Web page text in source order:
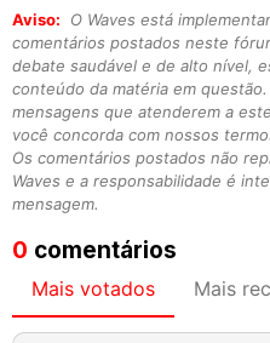
Aviso:
O Waves está
comentários postados neste
debate saudável e de alto nível,
conteúdo da matéria em
mensagens que atenderem a
você concorda com nossos
Os comentários postados não
Waves e a responsabilidade é
mensagem.
0 comentários
Mais votados Mais